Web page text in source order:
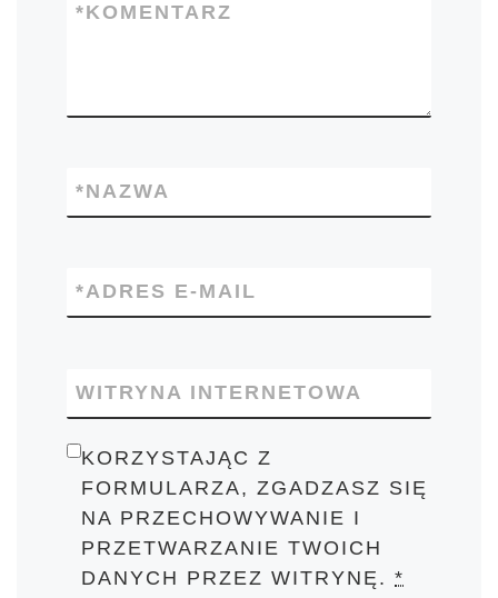
KOMENTARZ
*
NAZWA
*
ADRES E-MAIL
*
WITRYNA INTERNETOWA
KORZYSTAJĄC Z
FORMULARZA, ZGADZASZ SIĘ
NA PRZECHOWYWANIE I
PRZETWARZANIE TWOICH
DANYCH PRZEZ WITRYNĘ.*